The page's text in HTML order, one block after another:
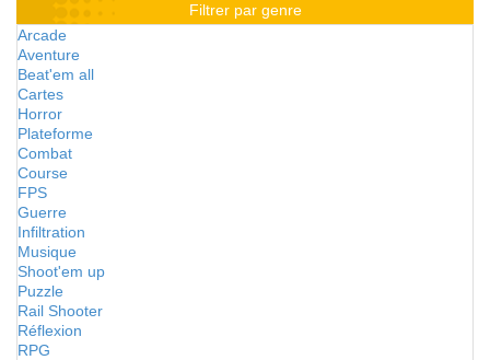
Filtrer par genre
Arcade
Aventure
Beat'em all
Cartes
Horror
Plateforme
Combat
Course
FPS
Guerre
Infiltration
Musique
Shoot'em up
Puzzle
Rail Shooter
Réflexion
RPG